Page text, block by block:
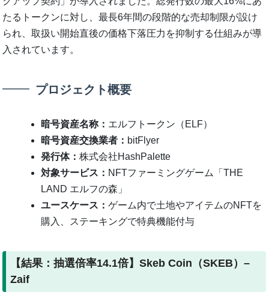
たるトークンに対し、最長6年間の段階的な売却制限が設け
られ、取扱い開始直後の価格下落圧力を抑制する仕組みが導
入されています。
プロジェクト概要
暗号資産名称： エルフトークン（ELF）
暗号資産交換業者： bitFlyer
発行体：株式会社HashPalette
対象サービス： NFTファーミングゲーム「THE
LAND エルフの森」
ユースケース：ゲーム内で土地やアイテムのNFTを
購入、ステーキングで特典機能付与
【結果：抽選倍率14.1倍】Skeb Coin（SKEB）–
Zaif